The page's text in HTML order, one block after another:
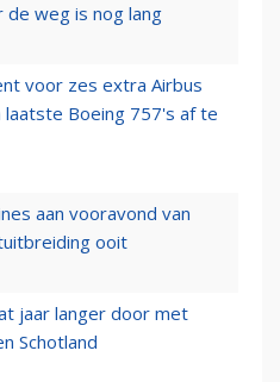
de weg is nog lang
voor zes extra Airbus
laatste Boeing 757's af te
aan vooravond van
ooit
jaar langer door met
Schotland